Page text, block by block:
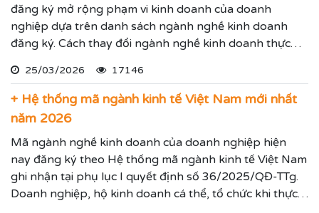
đăng ký mở rộng phạm vi kinh doanh của doanh
nghiệp dựa trên danh sách ngành nghề kinh doanh
đăng ký. Cách thay đổi ngành nghề kinh doanh thực
25/03/2026 17146
+ Hệ thống mã ngành kinh tế Việt Nam mới nhất
năm 2026
Mã ngành nghề kinh doanh của doanh nghiệp hiện
nay đăng ký theo Hệ thống mã ngành kinh tế Việt Nam
ghi nhận tại phụ lục I quyết định số 36/2025/QĐ-TTg.
Doanh nghiệp, hộ kinh doanh cá thể, tổ chức khi thực